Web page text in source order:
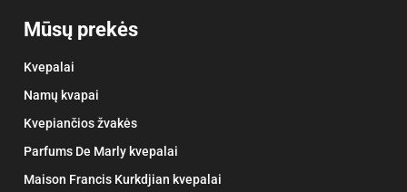
Mūsų prekės
Kvepalai
Namų kvapai
Kvepiančios žvakės
Parfums De Marly kvepalai
Maison Francis Kurkdjian kvepalai